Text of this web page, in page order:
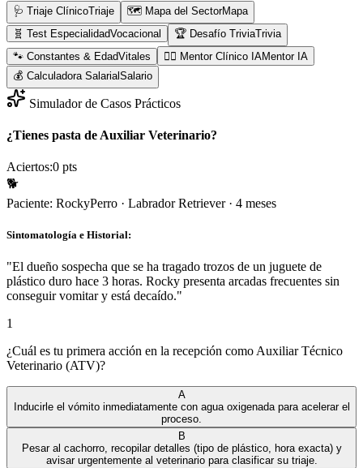
🩺 Triaje ClínicoTriaje 🗺️ Mapa del SectorMapa
🧬 Test EspecialidadVocacional 🏆 Desafío TriviaTrivia
🐾 Constantes & EdadVitales 👨‍⚕️ Mentor Clínico IAMentor IA
💰 Calculadora SalarialSalario
Simulador de Casos Prácticos
¿Tienes pasta de Auxiliar Veterinario?
Aciertos:0 pts
🐕
Paciente: RockyPerro · Labrador Retriever· 4 meses
Sintomatología e Historial:
"El dueño sospecha que se ha tragado trozos de un juguete de
plástico duro hace 3 horas. Rocky presenta arcadas frecuentes sin
conseguir vomitar y está decaído."
1
¿Cuál es tu primera acción en la recepción como Auxiliar Técnico
Veterinario (ATV)?
A
Inducirle el vómito inmediatamente con agua oxigenada para acelerar el
proceso.
B
Pesar al cachorro, recopilar detalles (tipo de plástico, hora exacta) y
avisar urgentemente al veterinario para clasificar su triaje.